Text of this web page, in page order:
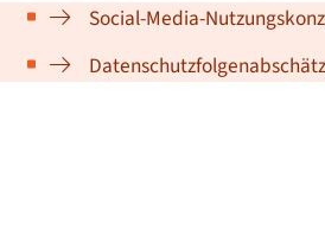
Social-Media-